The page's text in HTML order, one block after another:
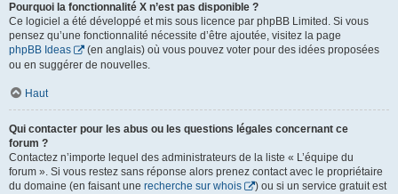
Pourquoi la fonctionnalité X n’est pas disponible ?
Ce logiciel a été développé et mis sous licence par phpBB Limited. Si vous
pensez qu’une fonctionnalité nécessite d’être ajoutée, visitez la page
phpBB Ideas
(en anglais) où vous pouvez voter pour des idées proposées
ou en suggérer de nouvelles.
Haut
Qui contacter pour les abus ou les questions légales concernant ce
forum ?
Contactez n’importe lequel des administrateurs de la liste « L’équipe du
forum ». Si vous restez sans réponse alors prenez contact avec le propriétaire
du domaine (en faisant une recherche sur whois
) ou si un service gratuit est